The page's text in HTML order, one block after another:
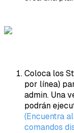
Coloca los
por línea)
admin. Una
podrán
(Encuentra
comandos